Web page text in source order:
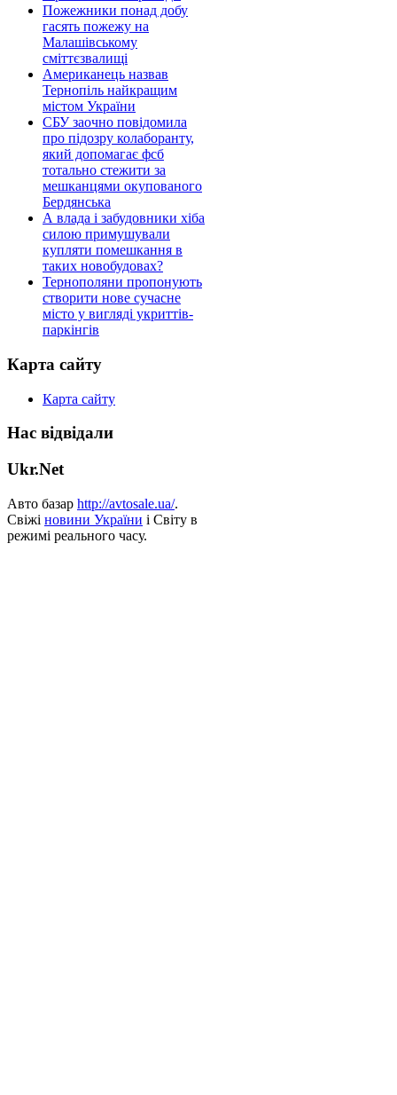
Пожежники понад добу
гасять пожежу на
Малашівському
сміттєзвалищі
Американець назвав
Тернопіль найкращим
містом України
СБУ заочно повідомила
про підозру колаборанту,
який допомагає фсб
тотально стежити за
мешканцями окупованого
Бердянська
А влада і забудовники хіба
силою примушували
купляти помешкання в
таких новобудовах?
Тернополяни пропонують
створити нове сучасне
місто у вигляді укриттів-
паркінгів
Карта сайту
Карта сайту
Нас відвідали
Ukr.Net
Авто базар http://avtosale.ua/.
Свіжі новини України і Світу в
режимі реального часу.